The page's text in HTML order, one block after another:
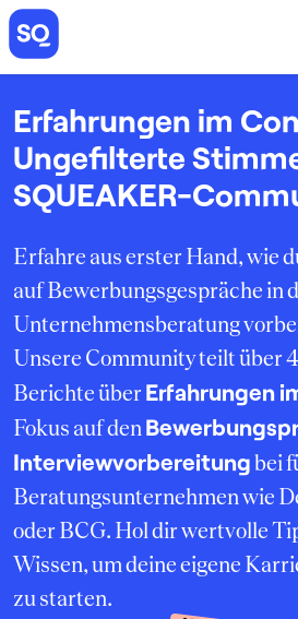
Erfahrungen im
Ungefilterte
SQUEAKER-
Erfahre aus erster Hand, wie
auf Bewerbungsgespräche in
Unternehmensberatung
Unsere Community teilt über
Berichte überErfahrungen
Fokus auf den
Interviewvorbereitungbei
Beratungsunternehmen wie
oder BCG. Hol dir wertvolle
Wissen, um deine eigene
zu starten.